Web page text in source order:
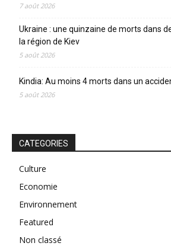
7 août 2026
Ukraine : une quinzaine de morts dans
la région de Kiev
5 août 2026
Kindia: Au moins 4 morts dans un
5 août 2026
CATEGORIES
Culture
Economie
Environnement
Featured
Non classé